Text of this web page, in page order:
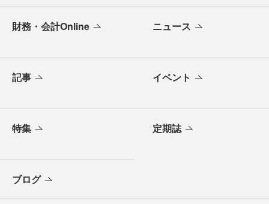
財務・会計Online ニュース
記事 イベント
特集 定期誌
ブログ